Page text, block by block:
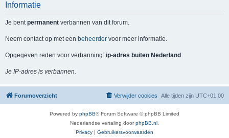
Informatie
Je bentpermanent verbannen van dit forum.
Neem contact op met een beheerder voor meer informatie.
Opgegeven reden voor verbanning: ip-adres buiten Nederland
Je IP-adres is verbannen.
Forumoverzicht Alle tijden zijn UTC+01:00
Verwijder cookies
Powered by phpBB® Forum Software © phpBB Limited
Nederlandse vertaling doorphpBB.nl
Privacy | Gebruikersvoorwaarden